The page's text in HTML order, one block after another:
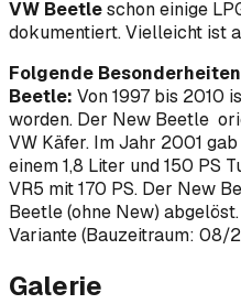
VW Beetleschon einige
dokumentiert. Vielleicht ist
Folgende
Beetle: Von 1997 bis 2010
worden. Der New Beetle
VW Käfer. Im Jahr 2001
einem 1,8 Liter und 150 PS
VR5 mit 170 PS. Der New
Beetle (ohne New)
Variante (Bauzeitraum: 08/
Galerie